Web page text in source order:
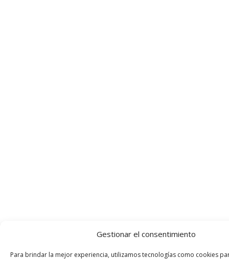
Gestionar el consentimiento
Para brindar la mejor experiencia, utilizamos tecnologías como cookies